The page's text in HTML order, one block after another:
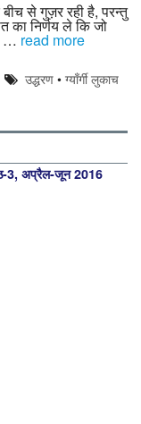
से गुज़र रही है, परन्तु
का निर्णय ले कि जो
… read more
उद्धरण• ग्याँर्गी लुकाच
3, अप्रैल-जून 2016